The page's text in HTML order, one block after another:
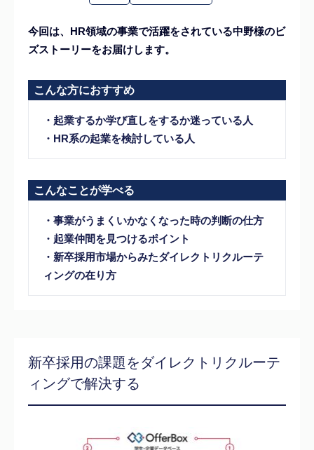
今回は、HR領域の事業で活躍をされている中野様のビ
ズストーリーをお届けします。
こんな方におすすめ
・起業するか学び直しをするか迷っている人
・HR系の起業を検討している人
こんなことが学べる
・事業がうまくいかなくなった時の判断の仕方
・起業仲間を見つけるポイント
・新卒採用市場からみたダイレクトリクルーテ
ィングの在り方
新卒採用の課題をダイレクトリクルーテ
ィングで解決する